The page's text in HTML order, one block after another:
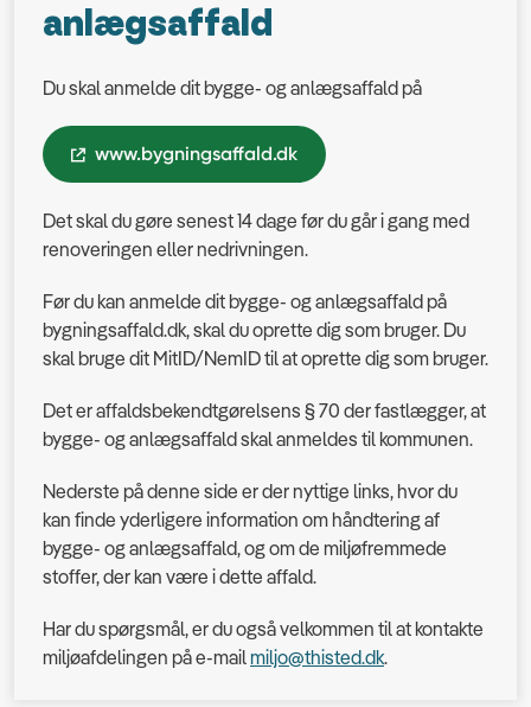
anlægsaffald
Du skal anmelde dit bygge- og anlægsaffald på
www.bygningsaffald.dk
Det skal du gøre senest 14 dage før du går i gang med
renoveringen eller nedrivningen.
Før du kan anmelde dit bygge- og anlægsaffald på
bygningsaffald.dk, skal du oprette dig som bruger. Du
skal bruge dit MitID/NemID til at oprette dig som bruger.
Det er affaldsbekendtgørelsens § 70 der fastlægger, at
bygge- og anlægsaffald skal anmeldes til kommunen.
Nederste på denne side er der nyttige links, hvor du
kan finde yderligere information om håndtering af
bygge- og anlægsaffald, og om de miljøfremmede
stoffer, der kan være i dette affald.
Har du spørgsmål, er du også velkommen til at kontakte
miljøafdelingen på e-mailmiljo@thisted.dk.